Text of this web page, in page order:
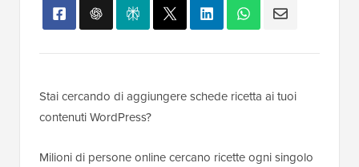
Stai cercando di aggiungere schede ricetta ai tuoi
contenuti WordPress?
Milioni di persone online cercano ricette ogni singolo